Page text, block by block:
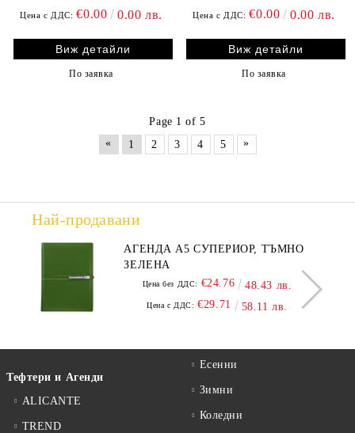
Цена с ДДС: €0.00 0.00 лв.
Виж детайли
По заявка
Цена с ДДС: €0.00 0.00 лв.
Виж детайли
По заявка
Page 1 of 5
«
1 2 3 4 5 »
Най-продавани
АГЕНДА А5 СУПЕРИОР, ТЪМНО
ЗЕЛЕНА
Цена без ДДС: €24.76 48.43 лв.
Цена с ДДС: €29.71 58.11 лв.
Тефтери и Агенди
ALICANTE
TREND
Есенни
Зимни
Коледни